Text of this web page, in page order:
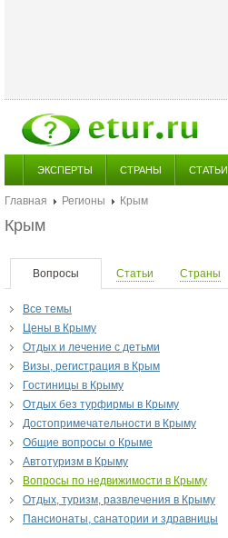
ЭКСПЕРТЫ СТРАНЫ СТАТЬИ
Главная Регионы
Крым
Крым
Вопросы Статьи Страны
Все темы
Цены в Крыму
Отдых и лечение с детьми
Визы, регистрация в Крым
Гостиницы в Крыму
Отдых без турфирмы в Крыму
Достопримечательности в Крыму
Общие вопросы о Крыме
Автотуризм в Крыму
Вопросы по недвижимости в Крыму
Отдых, туризм, развлечения в Крыму
Пансионаты, санатории и здравницы